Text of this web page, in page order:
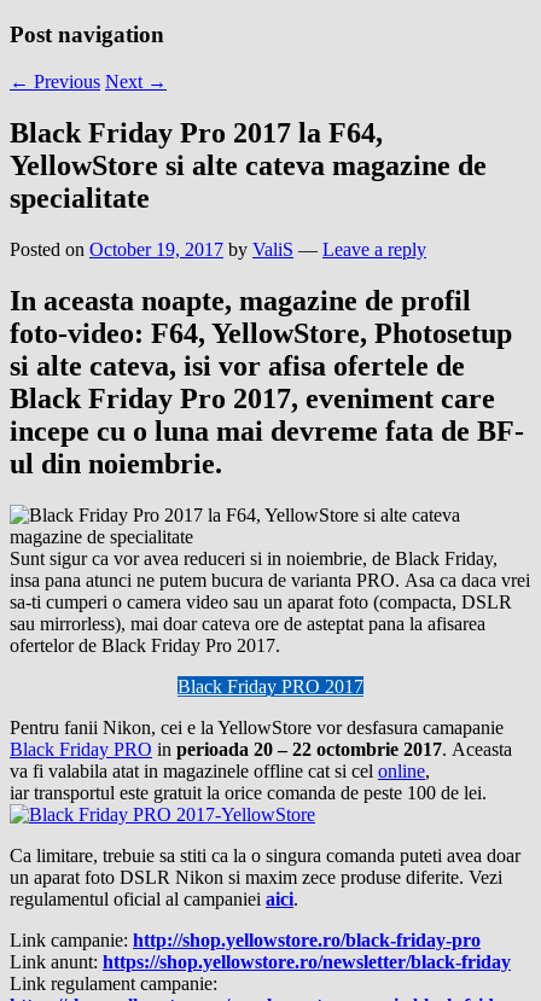
Post navigation
← Previous Next →
Black Friday Pro 2017 la F64,
YellowStore si alte cateva magazine de
specialitate
Posted on October 19, 2017 by ValiS — Leave a reply
In aceasta noapte, magazine de profil
foto-video: F64, YellowStore, Photosetup
si alte cateva, isi vor afisa ofertele de
Black Friday Pro 2017, eveniment care
incepe cu o luna mai devreme fata de BF-
ul din noiembrie.
Sunt sigur ca vor avea reduceri si in noiembrie, de Black Friday,
insa pana atunci ne putem bucura de varianta PRO. Asa ca daca vrei
sa-ti cumperi o camera video sau un aparat foto (compacta, DSLR
sau mirrorless), mai doar cateva ore de asteptat pana la afisarea
ofertelor de Black Friday Pro 2017.
Black Friday PRO 2017
Pentru fanii Nikon, cei e la YellowStore vor desfasura camapanie
Black Friday PRO in perioada 20 – 22 octombrie 2017. Aceasta
va fi valabila atat in magazinele offline cat si cel online,
iar transportul este gratuit la orice comanda de peste 100 de lei.
Ca limitare, trebuie sa stiti ca la o singura comanda puteti avea doar
un aparat foto DSLR Nikon si maxim zece produse diferite. Vezi
regulamentul oficial al campaniei aici.
Link campanie: http://shop.yellowstore.ro/black-friday-pro
Link anunt: https://shop.yellowstore.ro/newsletter/black-friday
Link regulament campanie: